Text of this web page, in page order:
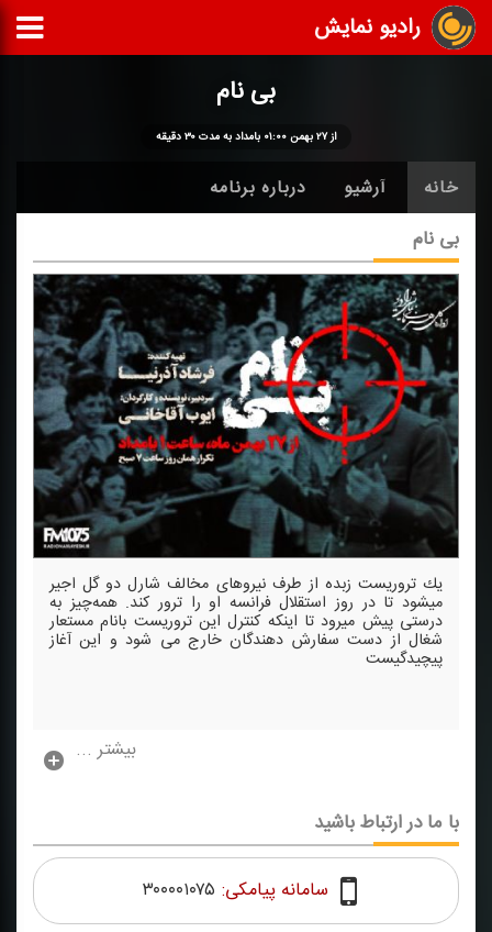
رادیو نمایش
بی نام
از ۲۷ بهمن ۰۱:۰۰ بامداد به مدت ۳۰ دقیقه
خانه آرشیو درباره برنامه
بی نام
یك تروریست زبده از طرف نیروهای مخالف شارل دو گل اجیر
میشود تا در روز استقلال فرانسه او را ترور كند. همه‌چیز به
درستی پیش میرود تا اینكه كنترل این تروریست بانام مستعار
شغال از دست سفارش دهندگان خارج می شود و این آغاز
پیچیدگیست
بیشتر ...
با ما در ارتباط باشید
سامانه پیامکی: ۳۰۰۰۰۱۰۷۵